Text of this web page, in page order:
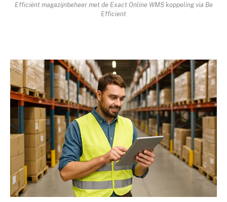
Efficiënt magazijnbeheer met de Exact Online WMS koppeling via Be
Efficient